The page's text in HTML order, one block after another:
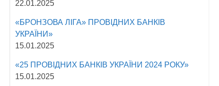
22.01.2025
«БРОНЗОВА ЛІГА» ПРОВІДНИХ БАНКІВ
УКРАЇНИ»
15.01.2025
«25 ПРОВІДНИХ БАНКІВ УКРАЇНИ 2024 РОКУ»
15.01.2025